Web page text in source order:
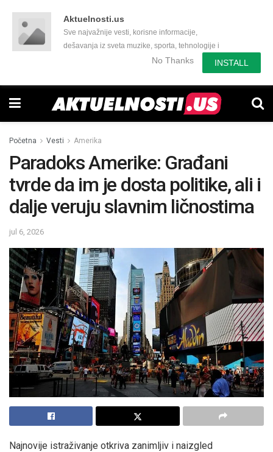
Aktuelnosti.us
Sve najvažnije vesti, korisne informacije,
dešavanja iz sveta muzike, sporta, tehnologije i
još mnogo toga zanimljivog.No Thanks INSTALL
Početna Vesti Amerika
Paradoks Amerike: Građani
tvrde da im je dosta politike, ali i
dalje veruju slavnim ličnostima
jul 6, 2026
Najnovije istraživanje otkriva zanimljiv i naizgled